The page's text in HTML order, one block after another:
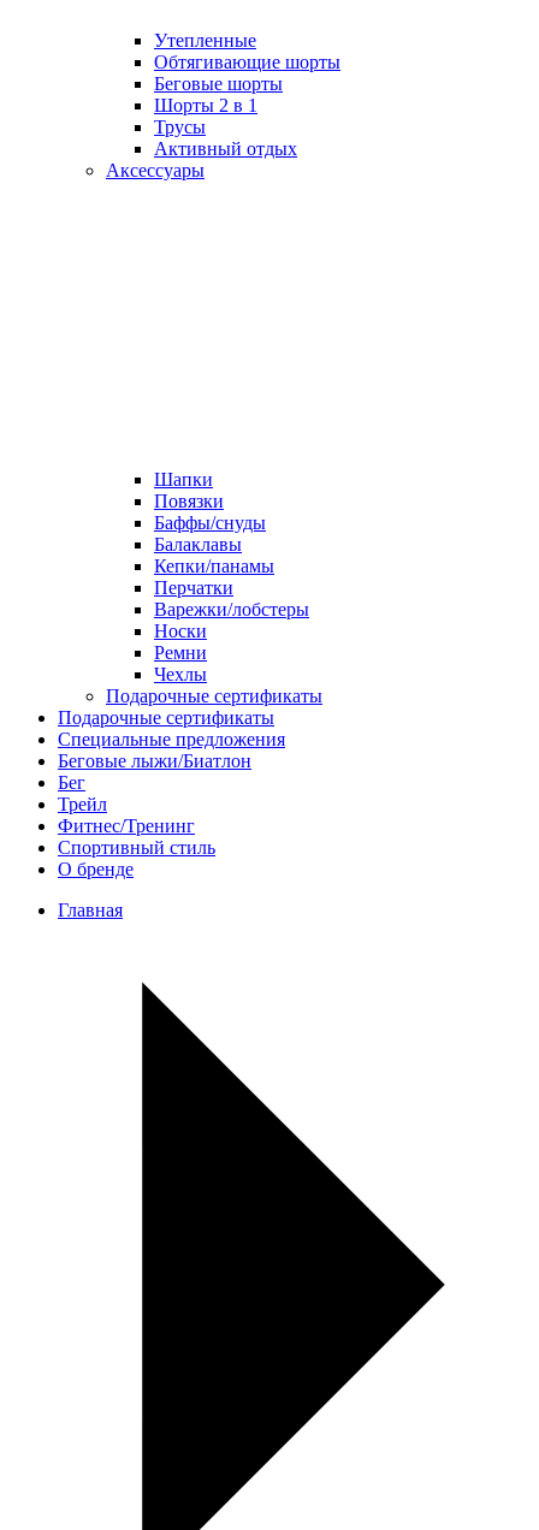
Утепленные
Обтягивающие шорты
Беговые шорты
Шорты 2 в 1
Трусы
Активный отдых
Аксессуары
Шапки
Повязки
Баффы/снуды
Балаклавы
Кепки/панамы
Перчатки
Варежки/лобстеры
Носки
Ремни
Чехлы
Подарочные сертификаты
Подарочные сертификаты
Специальные предложения
Беговые лыжи/Биатлон
Бег
Трейл
Фитнес/Тренинг
Спортивный стиль
О бренде
Главная